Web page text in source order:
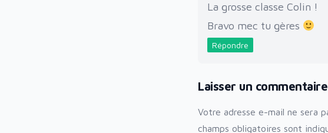
La grosse classe Colin !
Bravo mec tu gères
Répondre
Laisser un commentaire
Votre adresse e-mail ne sera
champs obligatoires sont